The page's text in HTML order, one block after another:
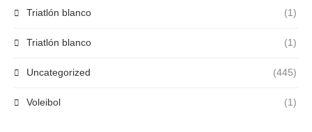
Triatlón blanco (1)
Triatlón blanco (1)
Uncategorized (445)
Voleibol (1)